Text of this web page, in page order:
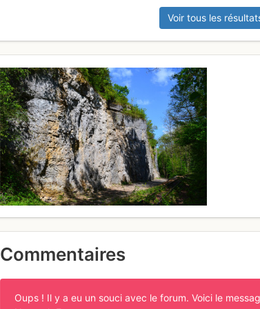
Voir tous les
Commentaires
Oups ! Il y a eu un souci avec le forum. Voici le